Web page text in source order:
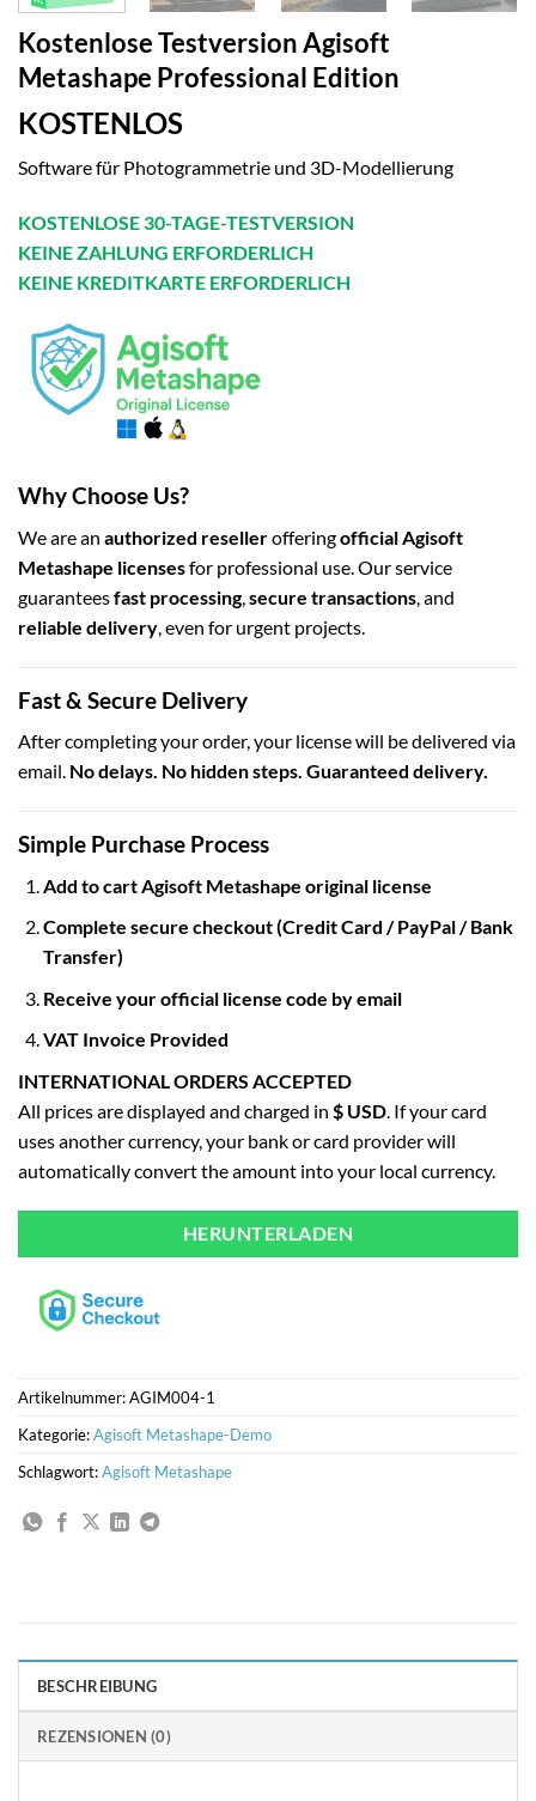
Kostenlose Testversion Agisoft
Metashape Professional Edition
KOSTENLOS
Software für Photogrammetrie und 3D-Modellierung
KOSTENLOSE 30-TAGE-TESTVERSION
KEINE ZAHLUNG ERFORDERLICH
KEINE KREDITKARTE ERFORDERLICH
Why Choose Us?
We are an authorized resellerofferingofficial Agisoft
Metashape licensesfor professional use. Our service
guaranteesfast processing, secure transactions , and
reliable delivery , even for urgent projects.
Fast & Secure Delivery
After completing your order, your license will be delivered via
email. No delays. No hidden steps. Guaranteed delivery.
Simple Purchase Process
Add to cart Agisoft Metashape original license
Complete secure checkout (Credit Card / PayPal / Bank
Transfer)
Receive your official license code by email
VAT Invoice Provided
INTERNATIONAL ORDERS ACCEPTED
All prices are displayed and charged in $ USD. If your card
uses another currency, your bank or card provider will
automatically convert the amount into your local currency.
HERUNTERLADEN
Artikelnummer:AGIM004-1
Kategorie:Agisoft Metashape-Demo
Schlagwort:Agisoft Metashape
BESCHREIBUNG
REZENSIONEN (0)